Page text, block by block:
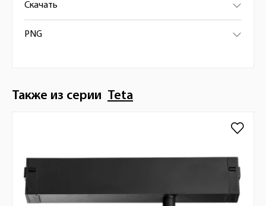
Скачать
PNG
Также из серии Teta